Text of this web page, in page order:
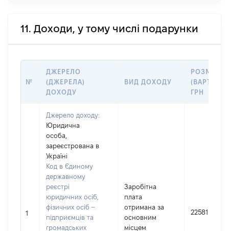
11. Доходи, у тому числі подарунки
№
ДЖЕРЕЛО
(ДЖЕРЕЛА)
ДОХОДУ
ВИД ДОХОДУ
РОЗМІР
ГРН
1
Джерело доходу:
Юридична
особа,
зареєстрована в
Україні
Код в Єдиному
державному
реєстрі
юридичних осіб,
фізичних осіб –
підприємців та
громадських
Заробітна
плата
отримана за
основним
місцем
22581